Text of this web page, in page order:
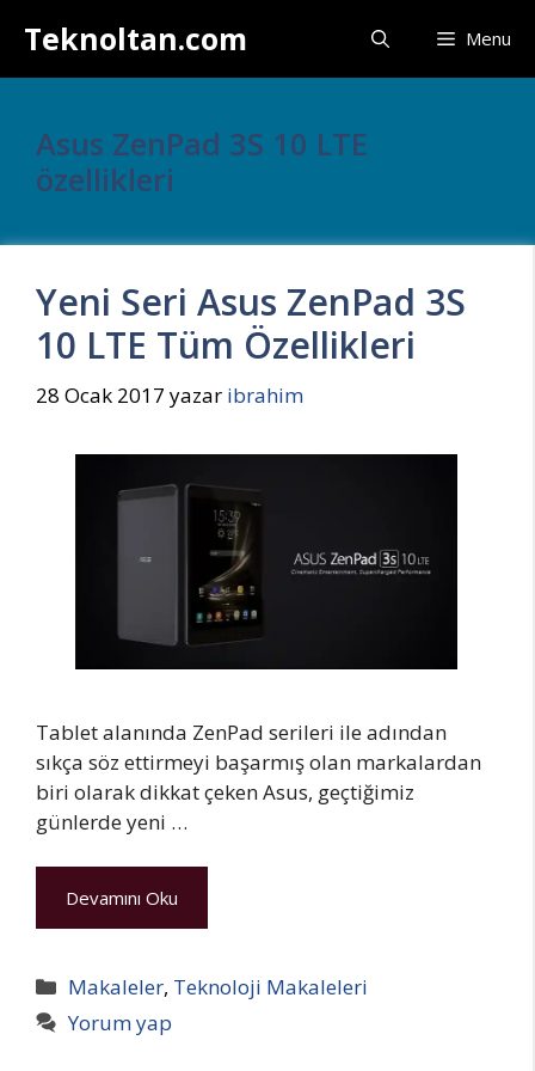
atlaTeknoltan.com Menu
Asus ZenPad 3S 10 LTE
özellikleri
Yeni Seri Asus ZenPad 3S
10 LTE Tüm Özellikleri
28 Ocak 2017 yazar ibrahim
Tablet alanında ZenPad serileri ile adından
sıkça söz ettirmeyi başarmış olan markalardan
biri olarak dikkat çeken Asus, geçtiğimiz
günlerde yeni …
Devamını Oku
Kategoriler
Makaleler, Teknoloji Makaleleri
Yorum yap